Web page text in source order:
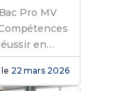
Pro MV
en
22 mars 2026